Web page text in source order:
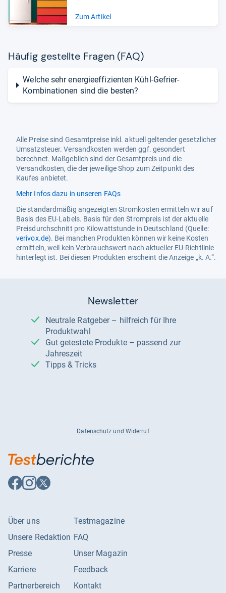
Zum Artikel
Häu­fig gestellte Fra­gen (FAQ)
Welche sehr energieeffizienten Kühl-Gefrier-
Kombinationen sind die besten?
Alle Preise sind Gesamtpreise inkl. aktuell geltender gesetzlicher
Umsatzsteuer. Versandkosten werden ggf. gesondert
berechnet. Maßgeblich sind der Gesamtpreis und die
Versandkosten, die der jeweilige Shop zum Zeitpunkt des
Kaufes anbietet.
Mehr Infos dazu in unseren FAQs
Die standardmäßig angezeigten Stromkosten ermitteln wir auf
Basis des EU-Labels. Basis für den Strompreis ist der aktuelle
Preisdurchschnitt pro Kilowattstunde in Deutschland (Quelle:
verivox.de). Bei manchen Produkten können wir keine Kosten
ermitteln, weil kein Verbrauchswert nach aktueller EU-Richtlinie
hinterlegt ist. Bei diesen Produkten erscheint die Anzeige „k. A.“.
Newsletter
Neutrale Ratgeber – hilfreich für Ihre
Produktwahl
Gut getestete Produkte – passend zur
Jahreszeit
Tipps & Tricks
Datenschutz und Widerruf
Auf
Facebook
Auf
Instagram
Auf
X
Über uns
Unsere Redaktion
Presse
Karriere
Partnerbereich
Testmagazine
FAQ
Unser Magazin
Feedback
Kontakt